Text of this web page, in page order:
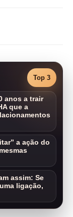
Top 3
anos a trair
que a
a ação do
assim: Se
ligação,